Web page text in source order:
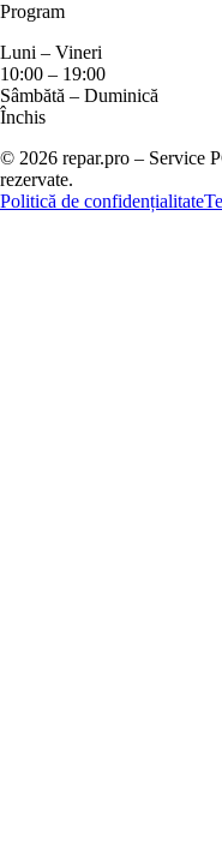
Program
Luni – Vineri
10:00 – 19:00
Sâmbătă – Duminică
Închis
© 2026 repar.pro – Service
rezervate.
Politică de confidențialitate